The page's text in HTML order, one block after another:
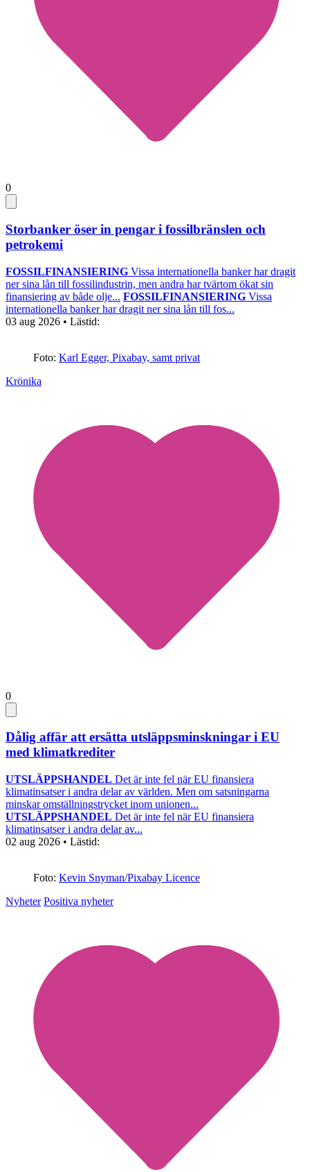
0
Storbanker öser in pengar i fossilbränslen och
petrokemi
FOSSILFINANSIERING Vissa internationella banker har dragit
ner sina lån till fossilindustrin, men andra har tvärtom ökat sin
finansiering av både olje... FOSSILFINANSIERING Vissa
internationella banker har dragit ner sina lån till fos...
03 aug 2026 • Lästid:
Foto: Karl Egger, Pixabay, samt privat
Krönika
0
Dålig affär att ersätta utsläppsminskningar i EU
med klimatkrediter
UTSLÄPPSHANDEL Det är inte fel när EU finansiera
klimatinsatser i andra delar av världen. Men om satsningarna
minskar omställningstrycket inom unionen...
UTSLÄPPSHANDEL Det är inte fel när EU finansiera
klimatinsatser i andra delar av...
02 aug 2026 • Lästid:
Foto: Kevin Snyman/Pixabay Licence
Nyheter Positiva nyheter